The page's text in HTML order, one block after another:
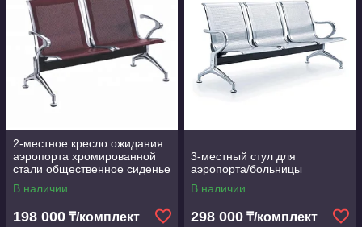
2-местное кресло ожидания
аэропорта хромированной
стали общественное сиденье
для оптимального комфорта
В наличии
198 000 ₸/комплект
3-местный стул для
аэропорта/больницы
В наличии
298 000 ₸/комплект